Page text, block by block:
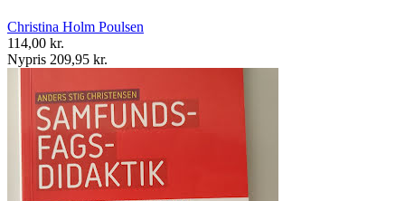
Christina Holm Poulsen
114,00 kr.
Nypris 209,95 kr.